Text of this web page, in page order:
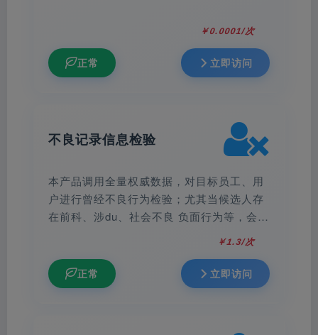
￥0.0001/次
正常 立即访问
不良记录信息检验
本产品调用全量权威数据，对目标员工、用
户进行曾经不良行为检验；尤其当候选人存
在前科、涉du、社会不良 负面行为等，会让
企业面临巨大潜在风险。企业在录用员工时
￥1.3/次
正常 立即访问